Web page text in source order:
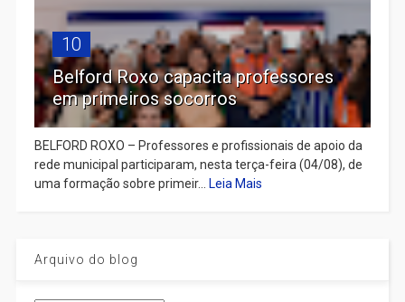
10
Belford Roxo capacita professores
em primeiros socorros
BELFORD ROXO – Professores e profissionais de apoio da
rede municipal participaram, nesta terça-feira (04/08), de
uma formação sobre primeir...
Leia Mais
Arquivo do blog